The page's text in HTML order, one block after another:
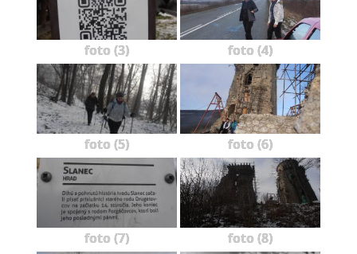
foto (3) foto (4)
foto (5) foto (6)
foto (7) foto (8)